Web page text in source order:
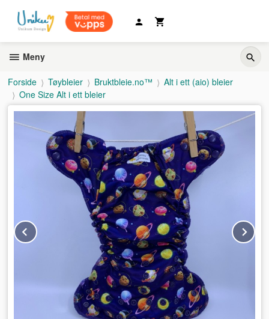
innholdet
Meny
Forside Tøybleier Bruktbleie.no™
Alt i ett (aio) bleier
One Size Alt i ett bleier
Prev